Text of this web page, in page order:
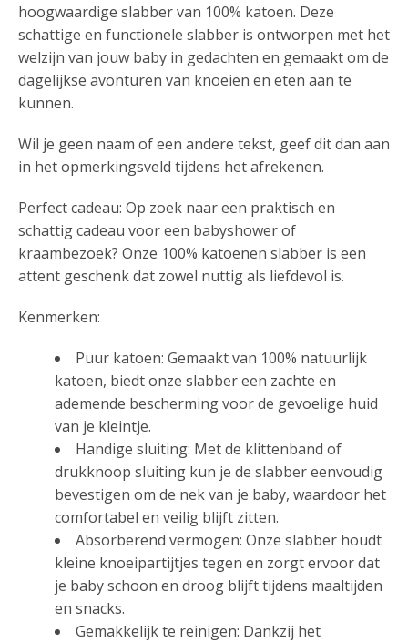
hoogwaardige slabber van 100% katoen. Deze
schattige en functionele slabber is ontworpen met het
welzijn van jouw baby in gedachten en gemaakt om de
dagelijkse avonturen van knoeien en eten aan te
kunnen.
Wil je geen naam of een andere tekst, geef dit dan aan
in het opmerkingsveld tijdens het afrekenen.
Perfect cadeau: Op zoek naar een praktisch en
schattig cadeau voor een babyshower of
kraambezoek? Onze 100% katoenen slabber is een
attent geschenk dat zowel nuttig als liefdevol is.
Kenmerken:
Puur katoen: Gemaakt van 100% natuurlijk
katoen, biedt onze slabber een zachte en
ademende bescherming voor de gevoelige huid
van je kleintje.
Handige sluiting: Met de klittenband of
drukknoop sluiting kun je de slabber eenvoudig
bevestigen om de nek van je baby, waardoor het
comfortabel en veilig blijft zitten.
Absorberend vermogen: Onze slabber houdt
kleine knoeipartijtjes tegen en zorgt ervoor dat
je baby schoon en droog blijft tijdens maaltijden
en snacks.
Gemakkelijk te reinigen: Dankzij het